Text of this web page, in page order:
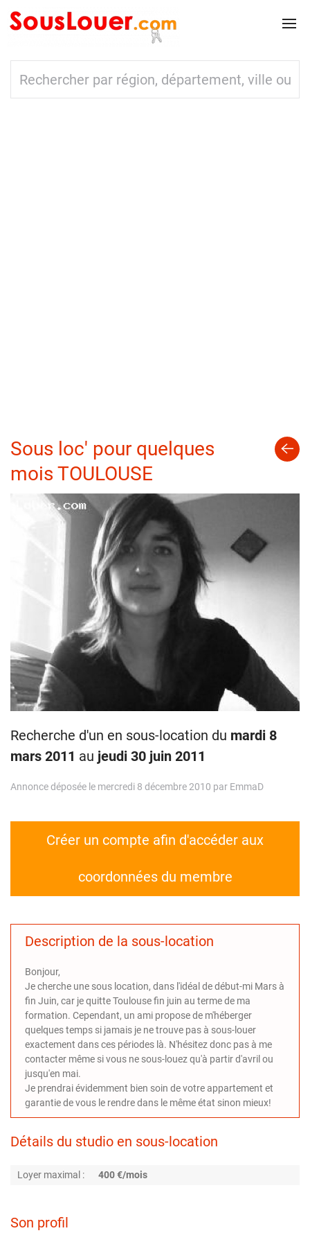
Sous loc' pour quelques
mois TOULOUSE
Recherche d'un en sous-location du mardi 8
mars 2011 au jeudi 30 juin 2011
Annonce déposée le mercredi 8 décembre 2010 par EmmaD
Créer un compte afin d'accéder aux
coordonnées du membre
Description de la sous-location
Bonjour,
Je cherche une sous location, dans l'idéal de début-mi Mars à
fin Juin, car je quitte Toulouse fin juin au terme de ma
formation. Cependant, un ami propose de m'héberger
quelques temps si jamais je ne trouve pas à sous-louer
exactement dans ces périodes là. N'hésitez donc pas à me
contacter même si vous ne sous-louez qu'à partir d'avril ou
jusqu'en mai.
Je prendrai évidemment bien soin de votre appartement et
garantie de vous le rendre dans le même état sinon mieux!
Détails du studio en sous-location
Loyer maximal : 400 €/mois
Son profil